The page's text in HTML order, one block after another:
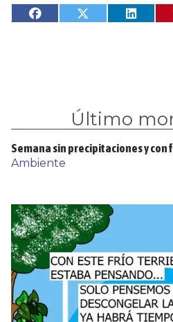
Último
Semana sin precipitaciones y con
Ambiente